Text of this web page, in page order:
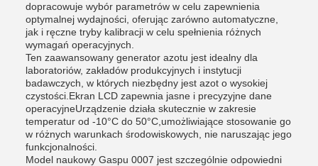
dopracowuje wybór parametrów w celu zapewnienia
optymalnej wydajności, oferując zarówno automatyczne,
jak i ręczne tryby kalibracji w celu spełnienia różnych
wymagań operacyjnych.
Ten zaawansowany generator azotu jest idealny dla
laboratoriów, zakładów produkcyjnych i instytucji
badawczych, w których niezbędny jest azot o wysokiej
czystości.Ekran LCD zapewnia jasne i precyzyjne dane
operacyjneUrządzenie działa skutecznie w zakresie
temperatur od -10°C do 50°C,umożliwiające stosowanie go
w różnych warunkach środowiskowych, nie naruszając jego
funkcjonalności.
Model naukowy Gaspu 0007 jest szczególnie odpowiedni